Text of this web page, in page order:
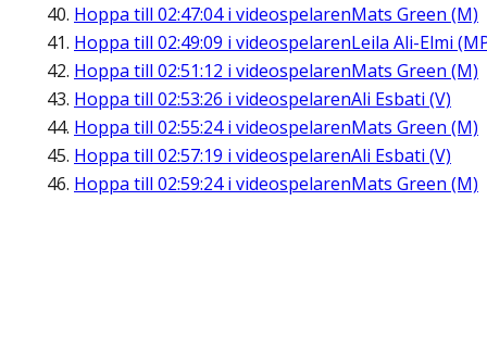
Hoppa till 02:47:04i videospelarenMats Green (M)
Hoppa till 02:49:09 i videospelarenLeila Ali-Elmi
Hoppa till 02:51:12 i videospelarenMats Green (M)
Hoppa till 02:53:26 i videospelarenAli Esbati (V)
Hoppa till 02:55:24i videospelarenMats Green (M)
Hoppa till 02:57:19 i videospelarenAli Esbati (V)
Hoppa till 02:59:24i videospelarenMats Green (M)